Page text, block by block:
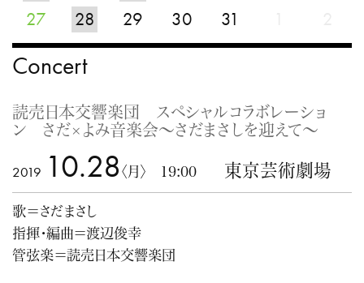
27
28 29 30 31
Concert
読売日本交響楽団 スペシャルコラボレーショ
ン さだ×よみ音楽会～さだまさしを迎えて～
2019 10.28 〈月〉 19:00 東京芸術劇場
歌＝さだまさし
指揮・編曲＝渡辺俊幸
管弦楽＝読売日本交響楽団